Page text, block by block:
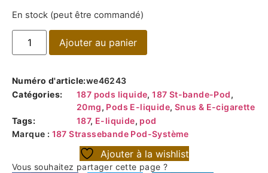
En stock (peut être commandé)
Ajouter au panier
Numéro d'article:we46243
Catégories:
187 pods liquide,187 St-bande-Pod,
20mg, Pods E-liquide, Snus & E-cigarette
Tags:
187, E-liquide, pod
Marque : 187 Strassebande Pod-Système
Ajouter à la wishlist
Vous souhaitez partager cette page ?